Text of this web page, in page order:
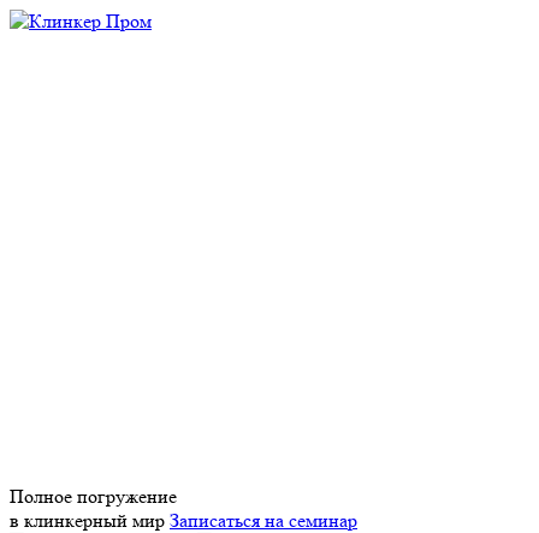
Полное погружение
в клинкерный мир Записаться на семинар